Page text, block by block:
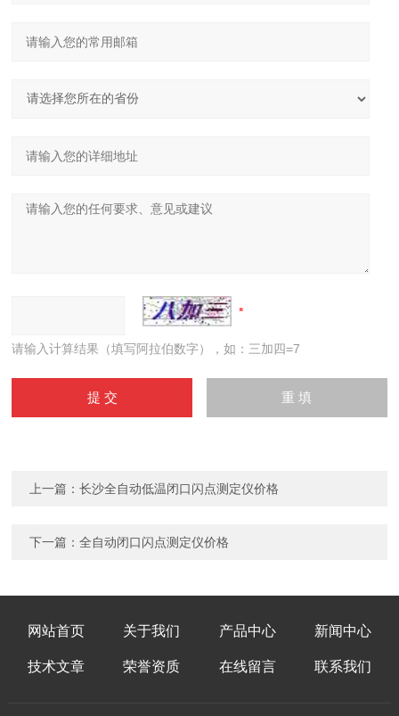
请输入计算结果（填写阿拉伯数字），如：三加四=7
上一篇：长沙全自动低温闭口闪点测定仪价格
下一篇：全自动闭口闪点测定仪价格
网站首页 关于我们 产品中心 新闻中心
技术文章 荣誉资质 在线留言 联系我们